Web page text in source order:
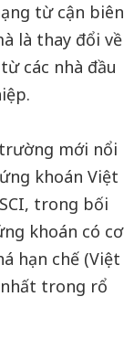
từ cận biên
là thay đổi về
các nhà đầu
mới nổi
khoán Việt
trong bối
khoán có cơ
hạn chế (Việt
nhất trong rổ